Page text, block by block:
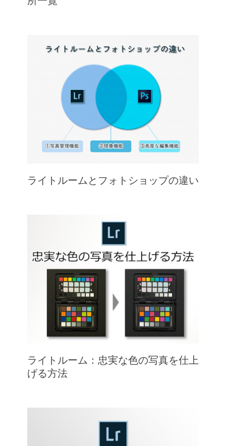
ライトルームとフォトショップの違い
ライトルーム：忠実な色の写真を仕上
げる方法